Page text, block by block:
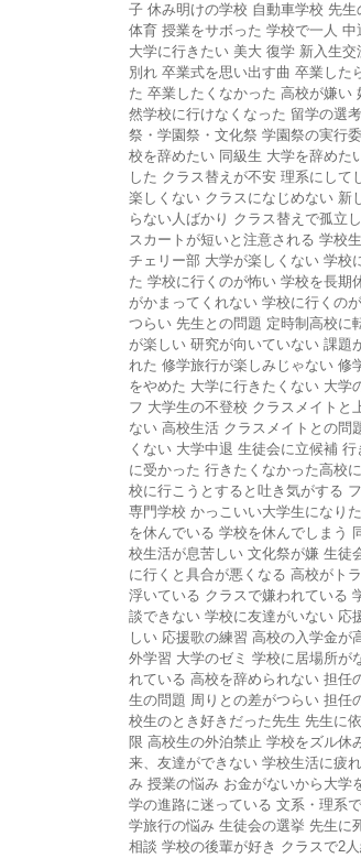
子 休み明けの学校 自動車学校 先生
体育 授業をサボった 学校で一人 中
大学に行きたい 美大 復学 新入生交
別れ 卒業式を思い出す曲 卒業した
た 卒業したくなかった 高校が嫌い
然学校に行けなくなった 留学の選
祭・学園祭・文化祭 学園祭の実行
校を辞めたい 同級生 大学を辞めた
した クラス替えが不安 理系にして
楽しくない クラスになじめない 新
らない人ばかり クラス替えで孤立
スカートが短いと注意される 学校
チェリー部 大学が楽しくない 学校
た 学校に行くのが怖い 学校を長期
がかまってくれない 学校に行くの
つらい 先生との問題 定時制高校に
が楽しい 研究が向いていない 課題
れた 修学旅行が楽しみじゃない 修
をやめた 大学に行きたくない 大学
フ 大学生の不登校 クラスメイトと
ない 高校生活 クラスメイトとの問
くない 大学中退 生徒会に立候補 行
に受かった 行きたくなかった高校
校に行こうとすると吐き気がする
専門学校 かっこいい大学生になり
を休んでいる 学校を休んでしまう
校生活が息苦しい 文化祭が嫌 生徒
に行くと具合が悪くなる 高校がト
浮いている クラスで嫌われている
談できない 学校に友達がいない 応
しい 応援歌の練習 高校の入学金が
外学習 大学のゼミ 学校に居場所が
れている 高校を辞められない 担任
生の問題 周りとの差がつらい 担任
校生のとき好きだった先生 先生に
限 高校生の外泊禁止 学校をズル休
来、友達ができない 学校生活に疲
み 授業の悩み お金がないから大学
学の進路に迷っている 文系・理系
学旅行の悩み 生徒会の選挙 先生に
相談 学校の後輩が好き クラスで2